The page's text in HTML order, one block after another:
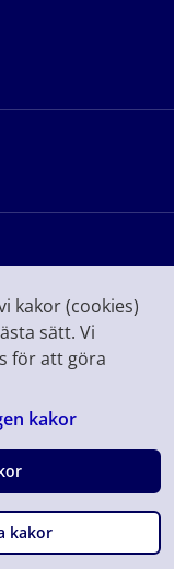
kakor (cookies)
sätt. Vi
för att göra
kakor
kakor
Instagram